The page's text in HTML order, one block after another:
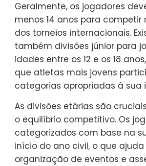
Geralmente, os jogadores
menos 14 anos para competir
dos torneios internacionais.
também divisões júnior para
idades entre os 12 e os 18
que atletas mais jovens
categorias apropriadas à sua
As divisões etárias são
o equilíbrio competitivo. Os
categorizados com base na
início do ano civil, o que
organização de eventos e